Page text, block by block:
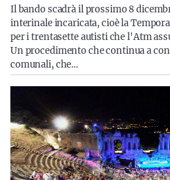
Il bando scadrà il prossimo 8
interinale incaricata, cioè la
per i trentasette autisti che l'Atm
Un procedimento che continua a
comunali, che…